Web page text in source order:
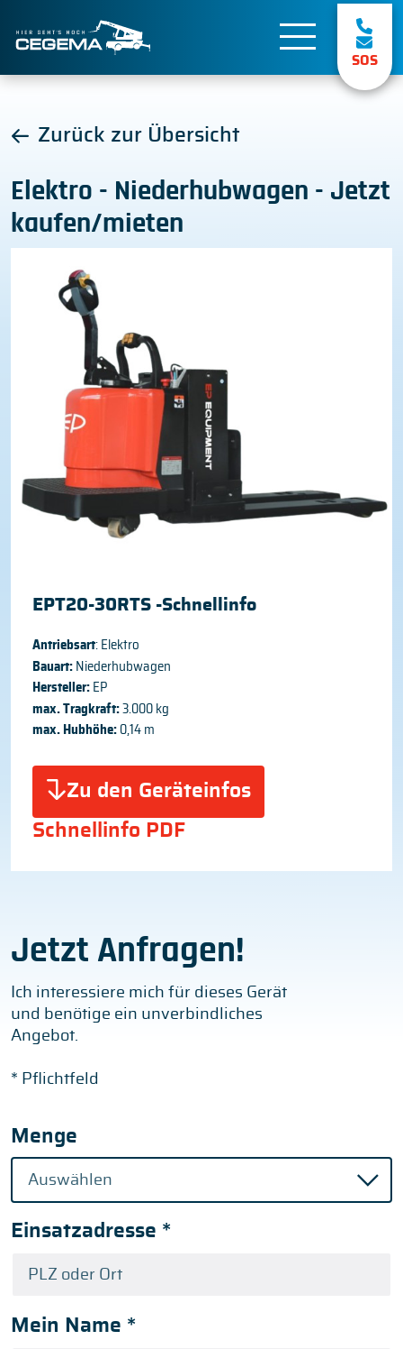
SOS
Zurück zur Übersicht
Elektro - Niederhubwagen - Jetzt
kaufen/mieten
EPT20-30RTS -Schnellinfo
Antriebsart: Elektro
Bauart: Niederhubwagen
Hersteller: EP
max. Tragkraft:3.000 kg
max. Hubhöhe: 0,14 m
Zu den Geräteinfos
Schnellinfo PDF
Jetzt Anfragen!
Ich interessiere mich für dieses Gerät
und benötige ein unverbindliches
Angebot.
* Pflichtfeld
Menge
Einsatzadresse *
Mein Name *